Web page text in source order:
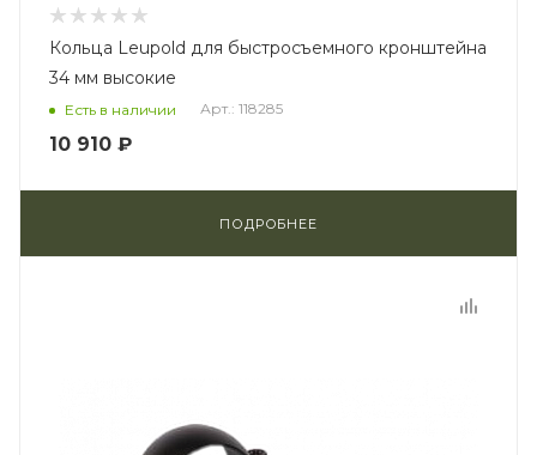
Кольца Leupold для быстросъемного кронштейна
34 мм высокие
Есть в наличии Арт.: 118285
10 910 ₽
ПОДРОБНЕЕ